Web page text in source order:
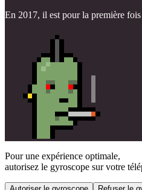
En 2017, il est pour la première
Pour une expérience optimale,
autorisez le gyroscope sur votre